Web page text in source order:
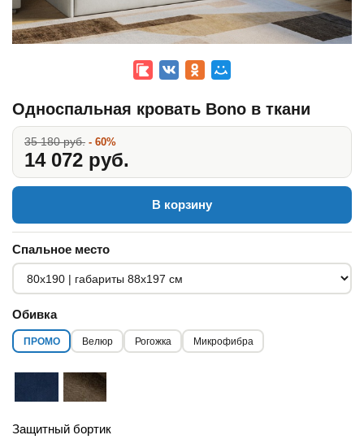
Односпальная кровать Bono в ткани
35 180 руб. - 60%
14 072 руб.
В корзину
Спальное место
Обивка
ПРОМО Велюр Рогожка Микрофибра
Защитный бортик